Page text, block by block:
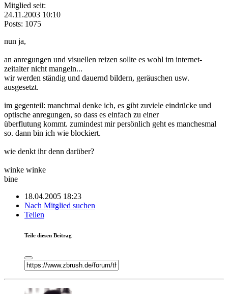
Mitglied seit:
24.11.2003 10:10
Posts: 1075
nun ja,
an anregungen und visuellen reizen sollte es wohl im internet-
zeitalter nicht mangeln...
wir werden ständig und dauernd bildern, geräuschen usw.
ausgesetzt.
im gegenteil: manchmal denke ich, es gibt zuviele eindrücke und
optische anregungen, so dass es einfach zu einer
überflutung kommt. zumindest mir persönlich geht es manchesmal
so. dann bin ich wie blockiert.
wie denkt ihr denn darüber?
winke winke
bine
18.04.2005 18:23
Nach Mitglied suchen
Teilen
Teile diesen Beitrag